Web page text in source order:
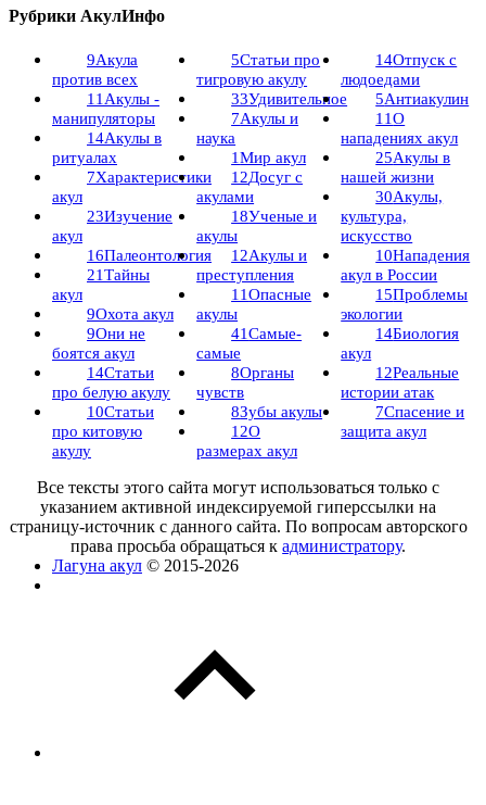
Рубрики АкулИнфо
9Акула
против всех
11 Акулы -
манипуляторы
14Акулы в
ритуалах
7Характеристики
акул
23Изучение
акул
16Палеонтология
21Тайны
акул
9Охота акул
9Они не
боятся акул
14Статьи
про белую акулу
10Статьи
про китовую
акулу
5Статьи про
тигровую акулу
33Удивительное
7Акулы и
наука
1Мир акул
12Досуг с
акулами
18Ученые и
акулы
12Акулы и
преступления
11Опасные
акулы
41Самые-
самые
8Органы
чувств
8Зубы акулы
12О
размерах акул
14Отпуск с
людоедами
5Антиакулин
11О
нападениях акул
25Акулы в
нашей жизни
30Акулы,
культура,
искусство
10Нападения
акул в России
15Проблемы
экологии
14Биология
акул
12Реальные
истории атак
7Спасение и
защита акул
Все тексты этого сайта могут использоваться только с
указанием активной индексируемой гиперссылки на
страницу-источник с данного сайта. По вопросам авторского
права просьба обращаться кадминистратору.
Лагуна акул © 2015-2026